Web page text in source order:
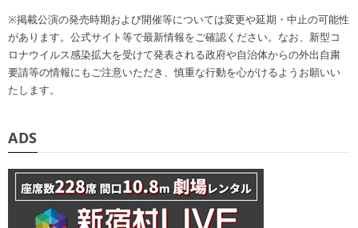
※掲載公演の発売時期および開催等については変更や延期・中止の可能性
があります。公式サイト等で最新情報をご確認ください。なお、新型コ
ロナウイルス感染拡大を受けて発表される政府や自治体からの外出自粛
要請等の情報にもご注意いただき、慎重な行動を心がけるようお願いい
たします。
ADS